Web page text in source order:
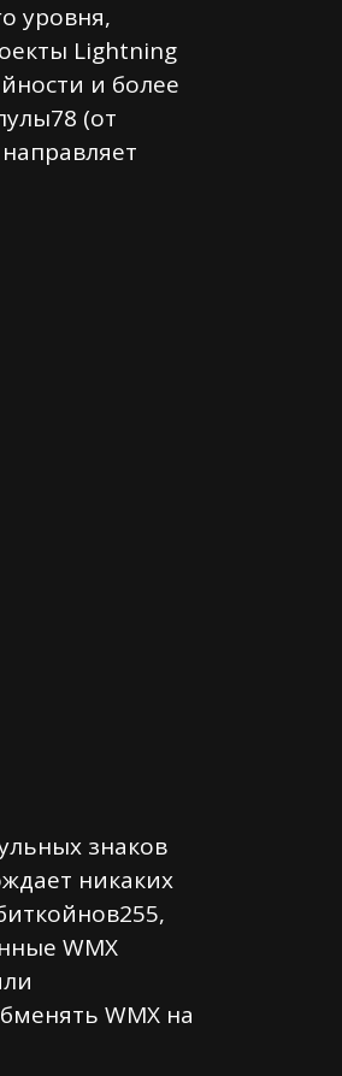
уровня,
Lightning
и более
(от
знаков
никаких
WMX
WMX на